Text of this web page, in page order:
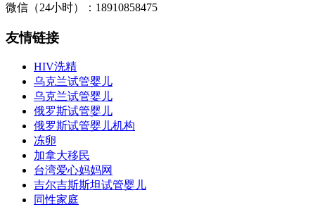
微信（24小时）：18910858475
友情链接
HIV洗精
乌克兰试管婴儿
乌克兰试管婴儿
俄罗斯试管婴儿
俄罗斯试管婴儿机构
冻卵
加拿大移民
台湾爱心妈妈网
吉尔吉斯斯坦试管婴儿
同性家庭